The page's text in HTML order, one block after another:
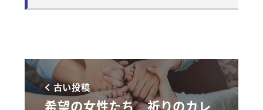
古い投稿
希望の女性たち 祈りのカレ